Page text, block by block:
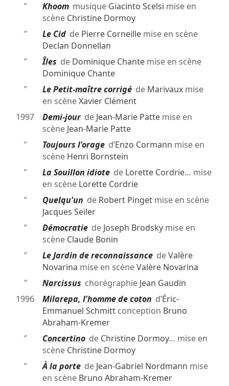
″
Khoommusique Giacinto Scelsi mise en
scène Christine Dormoy
″
Le Cidde Pierre Corneillemise en scène
Declan Donnellan
″
Îles de Dominique Chantemise en scène
Dominique Chante
″
Le Petit-maître corrigéde Marivauxmise
en scèneXavier Clément
1997
Demi-jourde Jean-Marie Pattemise en
scène Jean-Marie Patte
″
Toujours l'oraged’Enzo Cormann mise en
scène Henri Bornstein
″
La Souillon idiotede Lorette Cordrie… mise
en scène Lorette Cordrie
″
Quelqu'un de Robert Pingetmise en scène
Jacques Seiler
″
Démocratiede Joseph Brodskymise en
scène Claude Bonin
″
Le Jardin de reconnaissancedeValère
Novarina mise en scèneValère Novarina
″
Narcissus chorégraphie Jean Gaudin
1996
Milarepa, l'homme de coton d’Éric-
Emmanuel Schmittconception Bruno
Abraham-Kremer
″
Concertinode Christine Dormoy… mise en
scène Christine Dormoy
″
À la portede Jean-Gabriel Nordmann mise
en scène Bruno Abraham-Kremer